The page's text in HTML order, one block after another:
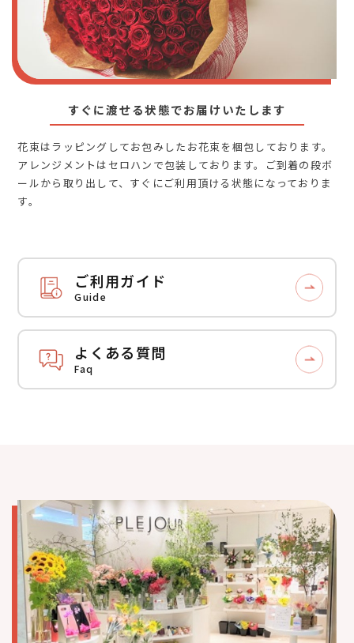
すぐに渡せる状態でお届けいたします
花束はラッピングしてお包みしたお花束を梱包しております。
アレンジメントはセロハンで包装しております。ご到着の段ボ
ールから取り出して、すぐにご利用頂ける状態になっておりま
す。
ご利用ガイド
Guide
よくある質問
Faq